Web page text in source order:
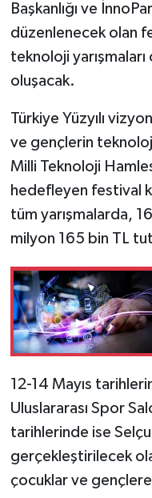
Başkanlığı ve
düzenlenecek olan
teknoloji
oluşacak.
Türkiye Yüzyılı
ve gençlerin
Milli Teknoloji
hedefleyen festival
tüm yarışmalarda,
milyon 165 bin TL
12-14 Mayıs
Uluslararası Spor
tarihlerinde ise
gerçekleştirilecek
çocuklar ve